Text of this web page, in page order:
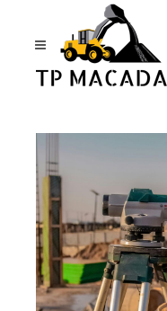
Panneau de gestion des